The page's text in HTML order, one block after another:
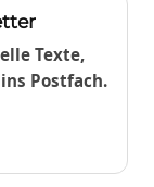
Texte,
Postfach.